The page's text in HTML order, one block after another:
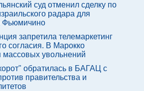
суд отменил сделку по
радара для
Фьюмичино
запретила телемаркетинг
согласия. В Марокко
массовых увольнений
обратилась в БАГАЦ с
правительства и